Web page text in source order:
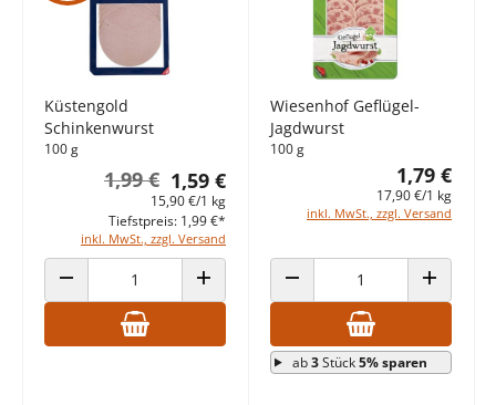
Küstengold
Schinkenwurst
100 g
1,59 €
1,99 €
15,90 €/1 kg
inkl. MwSt., zzgl. Versand
Tiefstpreis: 1,99 €*
ANZAHL VERRINGERN ANZAHL ERHÖHEN
Wiesenhof Geflügel-
Jagdwurst
100 g
1,79 €
17,90 €/1 kg
inkl. MwSt., zzgl. Versand
ANZAHL VERRINGERN ANZAHL
ab3Stück5% sparen